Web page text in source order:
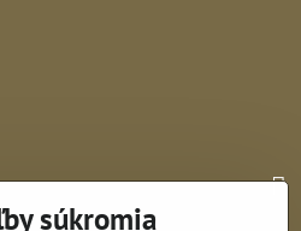
súkromia